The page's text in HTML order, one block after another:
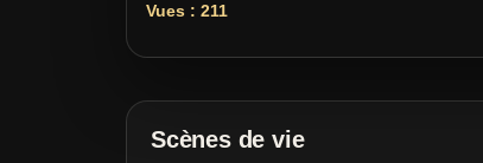
Vues : 211
Scènes de vie